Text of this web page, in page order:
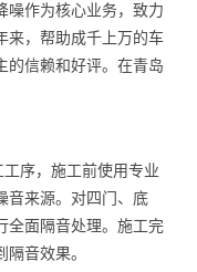
噪作为核心业务，致力
来，帮助成千上万的车
的信赖和好评。在青岛
序，施工前使用专业
音来源。对四门、底
全面隔音处理。施工完
音效果。